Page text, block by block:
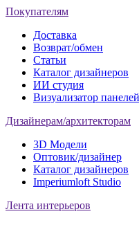
Покупателям
Доставка
Возврат/обмен
Статьи
Каталог дизайнеров
ИИ студия
Визуализатор панелей
Дизайнерам/архитекторам
3D Модели
Оптовик/дизайнер
Каталог дизайнеров
Imperiumloft Studio
Лента интерьеров